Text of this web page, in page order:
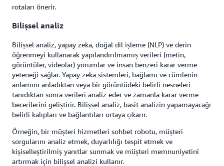
rotaları önerir.
Bilişsel analiz
Bilişsel analiz, yapay zeka, doğal dil işleme (NLP) ve derin
öğrenmeyi kullanarak yapılandırılmamış verileri (metin,
görüntüler, videolar) yorumlar ve insan benzeri karar verme
yeteneği sağlar. Yapay zeka sistemleri, bağlamı ve cümlenin
anlamını anladıktan veya bir görüntüdeki belirli nesneleri
tanıdıktan sonra verileri analiz eder ve zamanla karar verme
becerilerini geliştirir. Bilişsel analiz, basit analizin yapamayacağı
belirli kalıpları ve bağlantıları ortaya çıkarır.
Örneğin, bir müşteri hizmetleri sohbet robotu, müşteri
sorgularını analiz etmek, duyarlılığı tespit etmek ve
kişiselleştirilmiş yanıtlar sunmak ve müşteri memnuniyetini
artırmak için bilişsel analizi kullanır.